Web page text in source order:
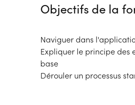
Durée en centre :14h
Rythme :
Temps plein, Cours de jour
Type de parcours :
Objectifs de la
Naviguer dans
Expliquer le principe des
base
Dérouler un processus